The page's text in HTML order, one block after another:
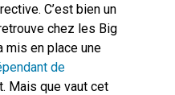
C’est bien un
chez les Big
mis en place une
de
Mais que vaut cet